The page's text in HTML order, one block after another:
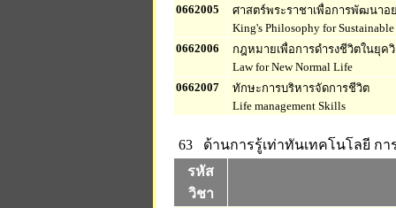
0662005
ศาสตร์พระราชาเพื่อการพัฒนาอ
King's Philosophy for
0662006
กฎหมายเพื่อการดำรงชีวิตในยุค
Law for New Normal Life
0662007
ทักษะการบริหารจัดการชีวิต
Life management Skills
63 ด้านการรู้เท่าทันเทคโนโลยี ก
รหัส
วิชา